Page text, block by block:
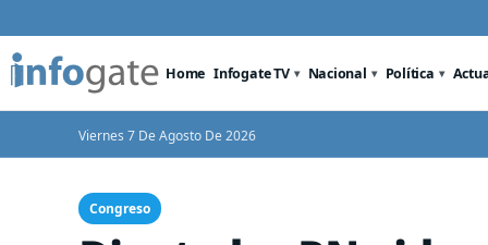
Home Infogate TV Nacional Política
Viernes 7 De Agosto De 2026
Congreso